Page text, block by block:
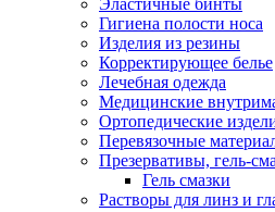
Эластичные бинты
Гигиена полости носа
Изделия из резины
Корректирующее белье
Лечебная одежда
Медицинские
Ортопедические
Перевязочные
Презервативы, гель-
Гель смазки
Растворы для линз и